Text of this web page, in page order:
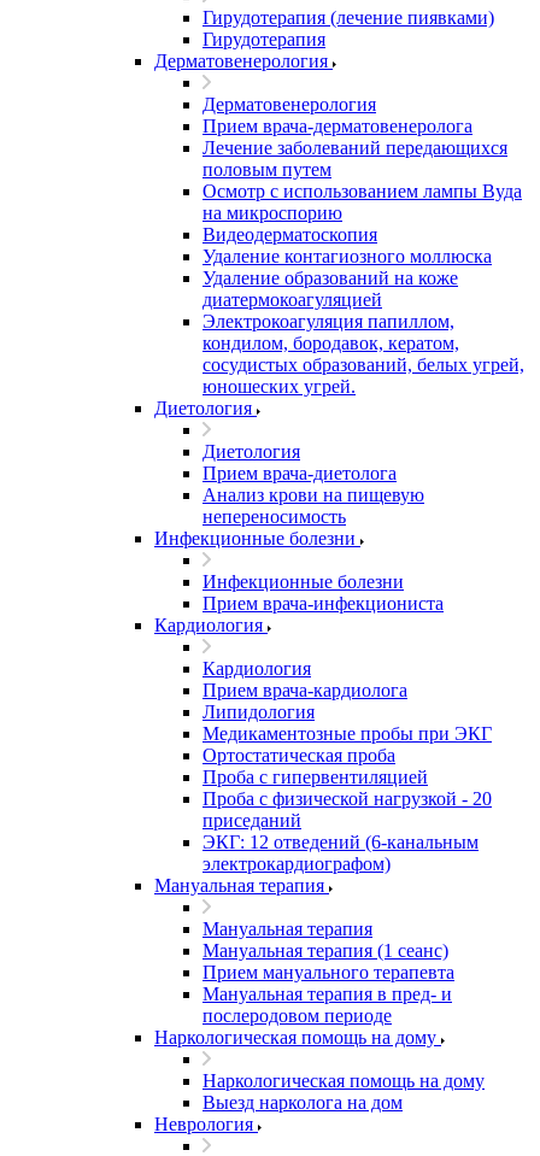
Гирудотерапия (лечение пиявками)
Гирудотерапия
Дерматовенерология
Дерматовенерология
Прием врача-дерматовенеролога
Лечение заболеваний передающихся
половым путем
Осмотр с использованием лампы Вуда
на микроспорию
Видеодерматоскопия
Удаление контагиозного моллюска
Удаление образований на коже
диатермокоагуляцией
Электрокоагуляция папиллом,
кондилом, бородавок, кератом,
сосудистых образований, белых угрей,
юношеских угрей.
Диетология
Диетология
Прием врача-диетолога
Анализ крови на пищевую
непереносимость
Инфекционные болезни
Инфекционные болезни
Прием врача-инфекциониста
Кардиология
Кардиология
Прием врача-кардиолога
Липидология
Медикаментозные пробы при ЭКГ
Ортостатическая проба
Проба с гипервентиляцией
Проба с физической нагрузкой - 20
приседаний
ЭКГ: 12 отведений (6-канальным
электрокардиографом)
Мануальная терапия
Мануальная терапия
Мануальная терапия (1 сеанс)
Прием мануального терапевта
Мануальная терапия в пред- и
послеродовом периоде
Наркологическая помощь на дому
Наркологическая помощь на дому
Выезд нарколога на дом
Неврология